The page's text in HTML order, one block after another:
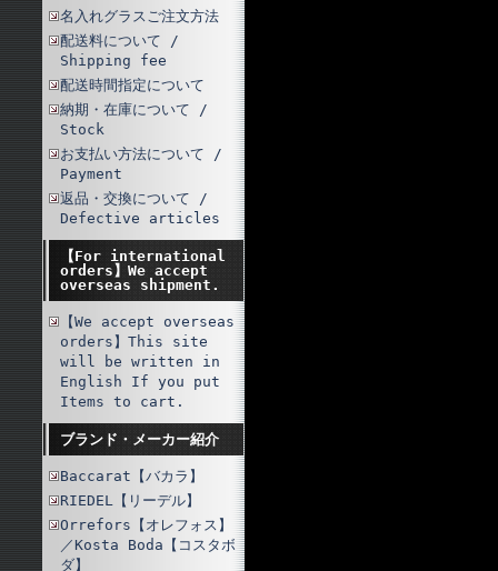
名入れグラスご注文方法
配送料について /
Shipping fee
配送時間指定について
納期・在庫について /
Stock
お支払い方法について /
Payment
返品・交換について /
Defective articles
【For international
orders】We accept
overseas shipment.
【We accept overseas
orders】This site
will be written in
English If you put
Items to cart.
ブランド・メーカー紹介
Baccarat【バカラ】
RIEDEL【リーデル】
Orrefors【オレフォス】
／Kosta Boda【コスタボ
ダ】